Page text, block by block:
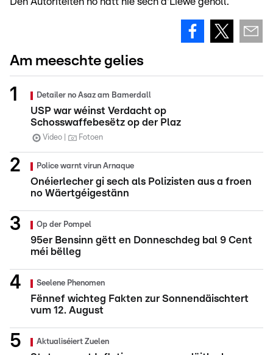
Am meeschte gelies
Detailer no Asaz am Bamerdall
USP war wéinst Verdacht op
Schosswaffebesëtz op der Plaz
Video Fotoen
Police warnt virun Arnaque
Onéierlecher gi sech als Polizisten aus a froen
no Wäertgéigestänn
Op der Pompel
95er Bensinn gëtt en Donneschdeg bal 9 Cent
méi bëlleg
Seelene Phenomen
Fënnef wichteg Fakten zur Sonnendäischtert
vum 12. August
Aktualiséiert Zuelen